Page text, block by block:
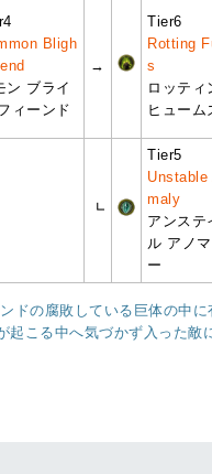
Bligh
ン ブライ
ィーンド
→
Tier6
Rotting
s
ロッティ
ヒューム
┗
Tier5
Unstable
maly
アンステ
ル アノマ
ー
ドの腐敗している巨体の中に
起こる中へ気づかず入った敵